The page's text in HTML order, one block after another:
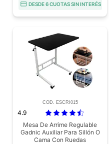
DESDE 6 CUOTAS SIN INTERÉS
COD. ESCRI015
4.9
Mesa De Arrime Regulable
Gadnic Auxiliar Para Sillón O
Cama Con Ruedas